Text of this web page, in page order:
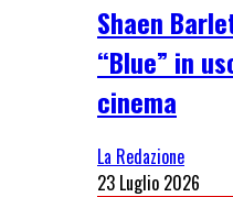
Shaen
“Blue” in
cinema
La Redazione
23 Luglio 2026